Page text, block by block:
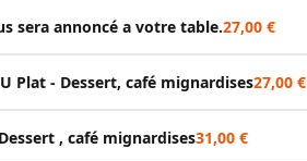
sera annoncé a votre table.27,00 €
Plat - Dessert, café mignardises27,00 €
, café mignardises31,00 €